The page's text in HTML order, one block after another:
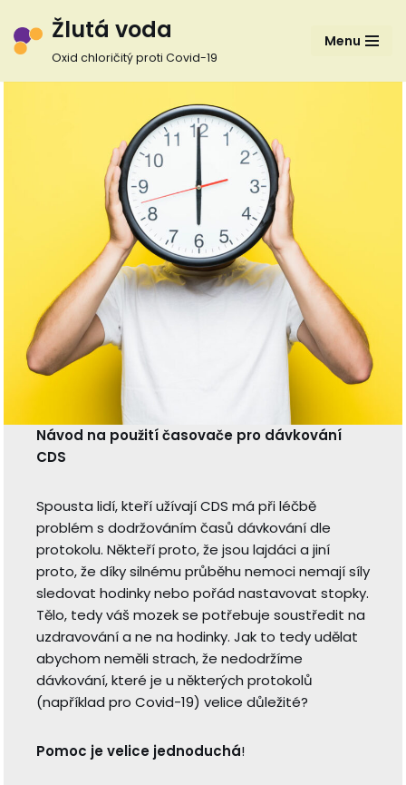
Přeskočit
Žlutá voda
Oxid chloričitý proti Covid-19
Menu
Návod na použití časovače pro dávkování
CDS
Spousta lidí, kteří užívají CDS má při léčbě
problém s dodržováním časů dávkování dle
protokolu. Někteří proto, že jsou lajdáci a jiní
proto, že díky silnému průběhu nemoci nemají síly
sledovat hodinky nebo pořád nastavovat stopky.
Tělo, tedy váš mozek se potřebuje soustředit na
uzdravování a ne na hodinky. Jak to tedy udělat
abychom neměli strach, že nedodržíme
dávkování, které je u některých protokolů
(například pro Covid-19) velice důležité?
Pomoc je velice jednoduchá!